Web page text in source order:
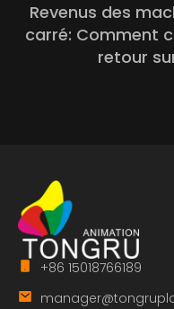
Revenus des
carré: Comment
retour
+86 15018766189